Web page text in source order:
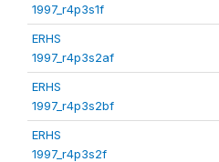
1997_r4p3s1f
ERHS
1997_r4p3s2af
ERHS
1997_r4p3s2bf
ERHS
1997_r4p3s2f